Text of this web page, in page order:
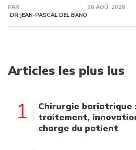
PAR
DR JEAN-PASCAL DEL BANO
06 AOÛ. 2026
Articles les plus lus
1
Chirurgie bariatrique
traitement,
charge du patient